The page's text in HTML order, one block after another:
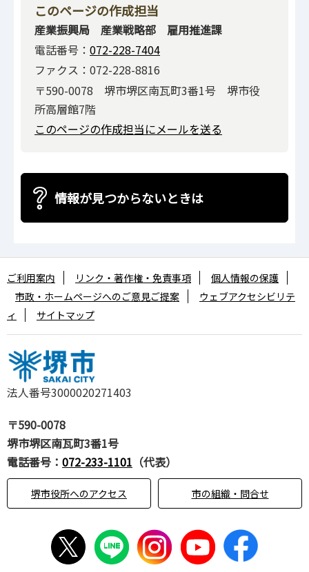
このページの作成担当
産業振興局 産業戦略部 雇用推進課
電話番号： 072-228-7404
ファクス：072-228-8816
〒590-0078 堺市堺区南瓦町3番1号 堺市役
所高層館7階
このページの作成担当にメールを送る
情報が見つからないときは
法人番号3000020271403
〒590-0078
堺市堺区南瓦町3番1号
電話番号： 072-233-1101 （代表）
堺市役所へのアクセス 市の組織・問合せ
ご利用案内 リンク・著作権・免責事項
個人情報の保護
市政・ホームページへのご意見ご提案
ウェブアクセシビリテ
ィ
サイトマップ